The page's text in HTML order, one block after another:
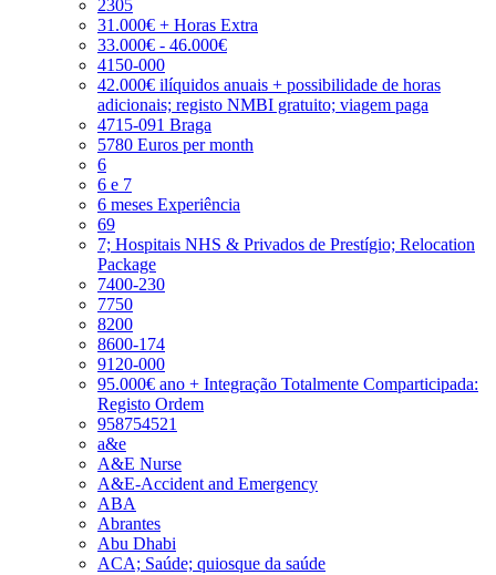
2305
31.000€ + Horas Extra
33.000€ - 46.000€
4150-000
42.000€ ilíquidos anuais + possibilidade de horas
adicionais; registo NMBI gratuito; viagem paga
4715-091 Braga
5780 Euros per month
6
6 e 7
6 meses Experiência
69
7; Hospitais NHS & Privados de Prestígio; Relocation
Package
7400-230
7750
8200
8600-174
9120-000
95.000€ ano + Integração Totalmente Comparticipada:
Registo Ordem
958754521
a&e
A&E Nurse
A&E-Accident and Emergency
ABA
Abrantes
Abu Dhabi
ACA; Saúde; quiosque da saúde